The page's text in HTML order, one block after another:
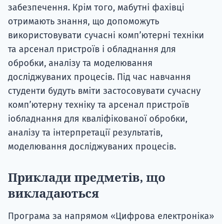
забезпечення. Крім того, мабутні фахівці
отримають знання, що допоможуть
використовувати сучасні комп’ютерні техніки
та арсенал пристроїв і обладнання для
обробки, аналізу та моделювання
досліджуваних процесів. Під час навчання
студенти будуть вміти застосовувати сучасну
комп’ютерну техніку та арсенал пристроїв
іобладнання для кваліфікованої обробки,
аналізу та інтерпретації результатів,
моделювання досліджуваних процесів.
Приклади предметів, що
викладаються
Програма за напрямом «Цифрова електроніка»